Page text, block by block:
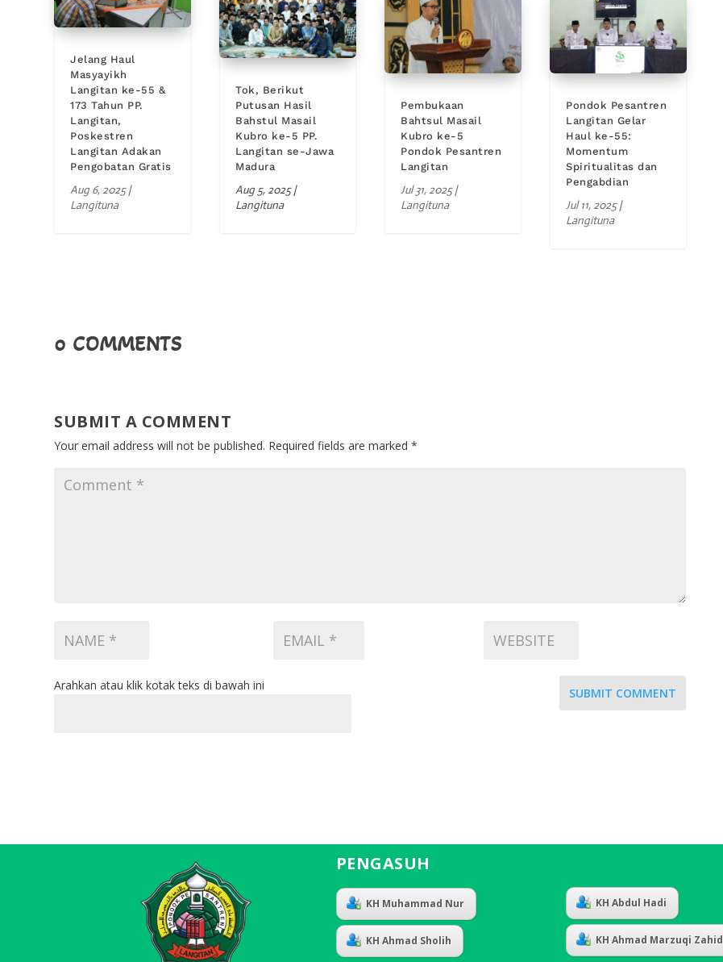
Jelang Haul
Masyayikh
Langitan ke-55 &
173 Tahun PP.
Langitan,
Poskestren
Langitan Adakan
Pengobatan Gratis
Aug 6, 2025|
Langituna
Tok, Berikut
Putusan Hasil
Bahstul Masail
Kubro ke-5 PP.
Langitan se-Jawa
Madura
Aug 5, 2025|
Langituna
Pembukaan
Bahtsul Masail
Kubro ke-5
Pondok Pesantren
Langitan
Jul 31, 2025|
Langituna
Pondok Pesantren
Langitan Gelar
Haul ke-55:
Momentum
Spiritualitas dan
Pengabdian
Jul 11, 2025|
Langituna
0 COMMENTS
SUBMIT A COMMENT
Your email address will not be published. Required fields are marked*
SUBMIT COMMENT
Arahkan atau klik kotak teks di bawah ini
PENGASUH
KH Muhammad Nur
KH Ahmad Sholih
KH Abdul Hadi
KH Ahmad Marzuqi Zahid